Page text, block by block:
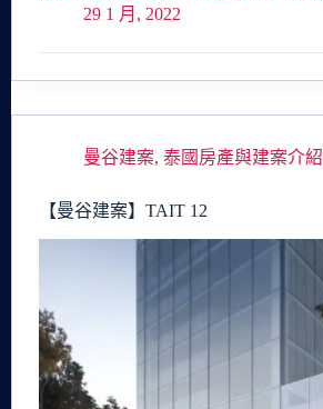
29 1 月, 2022
曼谷建案, 泰國房產與建案介紹
【曼谷建案】TAIT 12